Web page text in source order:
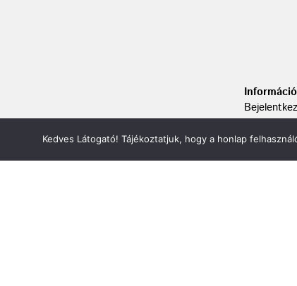
Információ
Kapcsolat
Kedves Látogató! Tájékoztatjuk, hogy a honlap